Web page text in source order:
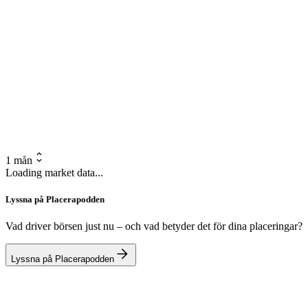
1 mån
Loading market data...
Lyssna på Placerapodden
Vad driver börsen just nu – och vad betyder det för dina placeringar?
Lyssna på Placerapodden